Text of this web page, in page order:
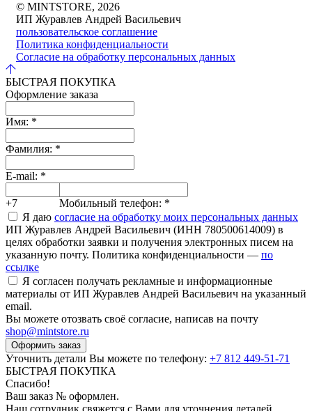
© MINTSTORE, 2026
ИП Журавлев Андрей Васильевич
пользовательское соглашение
Политика конфиденциальности
Согласие на обработку персональных данных
БЫСТРАЯ ПОКУПКА
Оформление заказа
Имя: *
Фамилия: *
E-mail: *
+7 Мобильный телефон: *
Я даю согласие на обработку моих персональных данных
ИП Журавлев Андрей Васильевич (ИНН 780500614009) в
целях обработки заявки и получения электронных писем на
указанную почту. Политика конфиденциальности — по
ссылке
Я согласен получать рекламные и информационные
материалы от ИП Журавлев Андрей Васильевич на указанный
email.
Вы можете отозвать своё согласие, написав на почту
shop@mintstore.ru
Оформить заказ
Уточнить детали Вы можете по телефону: +7 812 449-51-71
БЫСТРАЯ ПОКУПКА
Спасибо!
Ваш заказ № оформлен.